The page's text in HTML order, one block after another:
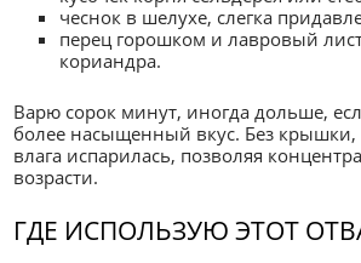
чеснок в шелухе, слегка
перец горошком и лавровый
кориандра.
Варю сорок минут, иногда дольше,
более насыщенный вкус. Без
влага испарилась, позволяя
возрасти.
ГДЕ ИСПОЛЬЗУЮ ЭТОТ